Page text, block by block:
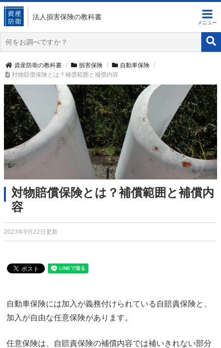
法人損害保険の教科書
資産防衛の教科書 損害保険
自動車保険
対物賠償保険とは？補償範囲と補償内容
対物賠償保険とは？補償範囲と補償内
容
2023年9月22日更新
自動車保険には加入が義務付けられている自賠責保険と、
加入が自由な任意保険があります。
任意保険は、自賠責保険の補償内容では補いきれない部分